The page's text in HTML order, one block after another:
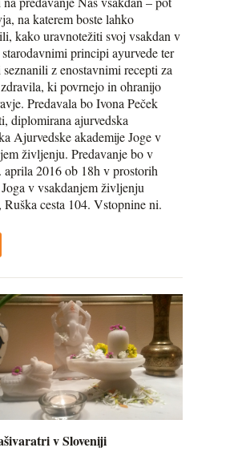
na katerem boste lahko
kako uravnotežiti svoj vsakdan v
principi ayurvede ter
seznanili z enostavnimi recepti za
ki povrnejo in ohranijo
Predavala bo Ivona Peček
diplomirana ajurvedska
Ajurvedske akademije Joge v
življenju. Predavanje bo v
aprila 2016 ob 18h v prostorih
v vsakdanjem življenju
cesta 104. Vstopnine ni.
v Sloveniji